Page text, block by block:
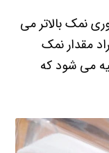
نمک بالاتر می
مقدار نمک
می شود که